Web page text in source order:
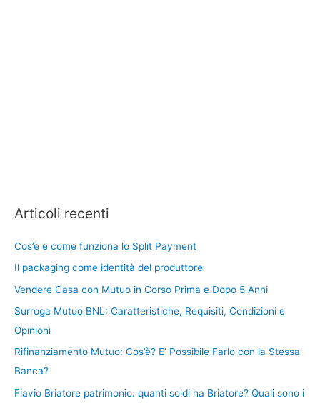
Articoli recenti
Cos’è e come funziona lo Split Payment
Il packaging come identità del produttore
Vendere Casa con Mutuo in Corso Prima e Dopo 5 Anni
Surroga Mutuo BNL: Caratteristiche, Requisiti, Condizioni e
Opinioni
Rifinanziamento Mutuo: Cos’è? E’ Possibile Farlo con la Stessa
Banca?
Flavio Briatore patrimonio: quanti soldi ha Briatore? Quali sono i